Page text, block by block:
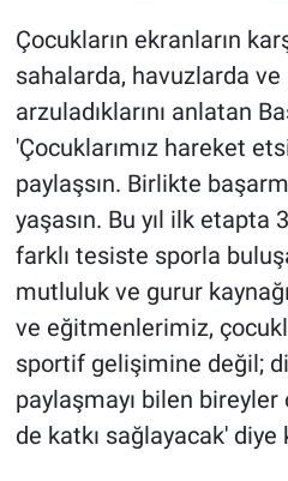
Çocukların ekranların
sahalarda, havuzlarda ve
arzuladıklarını anlatan
'Çocuklarımız hareket
paylaşsın. Birlikte
yaşasın. Bu yıl ilk etapta
farklı tesiste sporla
mutluluk ve gurur
ve eğitmenlerimiz,
sportif gelişimine değil;
paylaşmayı bilen
de katkı sağlayacak' diye